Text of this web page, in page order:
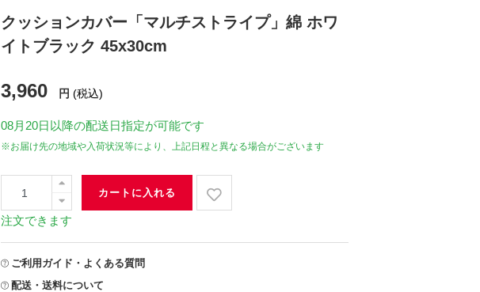
クッションカバー「マルチストライプ」綿 ホワ
イトブラック 45x30cm
3,960 円 (税込)
08月20日 以降の配送日指定が可能です
※お届け先の地域や入荷状況等により、上記日程と異なる場合がございます
カートに入れる
注文できます
ご利用ガイド・よくある質問
配送・送料について